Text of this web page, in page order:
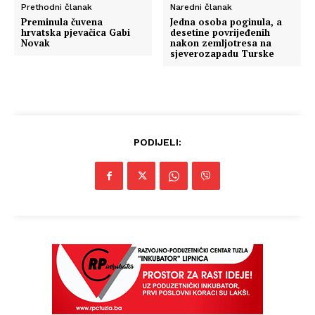
Prethodni članak
Preminula čuvena
hrvatska pjevačica Gabi
Novak
Naredni članak
Jedna osoba poginula, a
desetine povrijeđenih
nakon zemljotresa na
sjeverozapadu Turske
PODIJELI: